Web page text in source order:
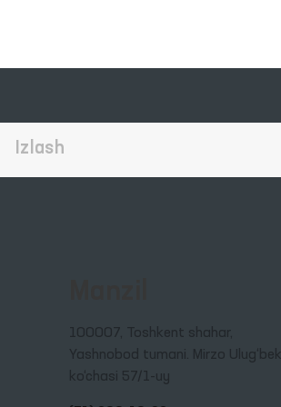
100007, Toshkent shahar,
Yashnobod tumani. Mirzo Ulug‘bek
ko‘chasi 57/1-uy